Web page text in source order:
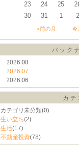
23
24 25
30
31 1 2
<前の月 今
バック
2026.08
2026.07
2026.06
カテ
カテゴリ未分類(0)
生い立ち(2)
生活(17)
不動産投資(78)